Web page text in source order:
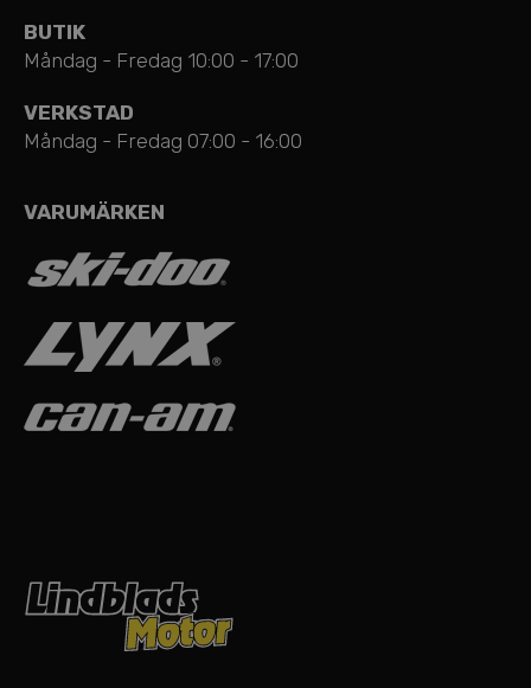
BUTIK
Måndag - Fredag 10:00 - 17:00
VERKSTAD
Måndag - Fredag 07:00 - 16:00
VARUMÄRKEN